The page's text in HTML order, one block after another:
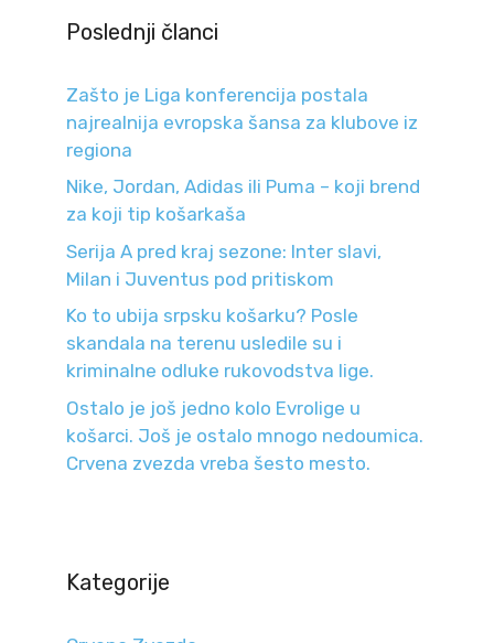
Poslednji članci
Zašto je Liga konferencija postala
najrealnija evropska šansa za klubove iz
regiona
Nike, Jordan, Adidas ili Puma – koji brend
za koji tip košarkaša
Serija A pred kraj sezone: Inter slavi,
Milan i Juventus pod pritiskom
Ko to ubija srpsku košarku? Posle
skandala na terenu usledile su i
kriminalne odluke rukovodstva lige.
Ostalo je još jedno kolo Evrolige u
košarci. Još je ostalo mnogo nedoumica.
Crvena zvezda vreba šesto mesto.
Kategorije